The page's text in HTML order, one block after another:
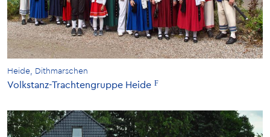
Heide, Dithmarschen
Volkstanz-Trachtengruppe Heide